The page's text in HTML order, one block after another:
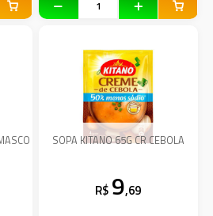
SOPA KITANO 65G CR CEBOLA
R$ 9,69